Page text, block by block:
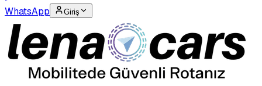
WhatsApp Giriş